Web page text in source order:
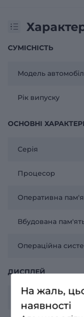
СУМІСНІСТЬ
Модель
Рік випуску
ОСНОВНІ
Серія
Процесор
Оперативна
Вбудована
Операційна
ДИСПЛЕЙ
Роздільна
На жаль,
наявності